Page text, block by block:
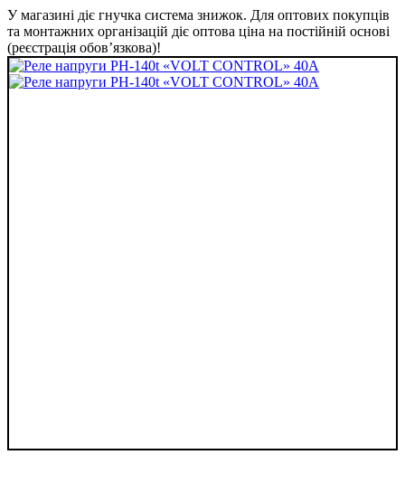
У магазині діє гнучка система знижок. Для оптових покупців
та монтажних організацій діє оптова ціна на постійній основі
(реєстрація обов’язкова)!